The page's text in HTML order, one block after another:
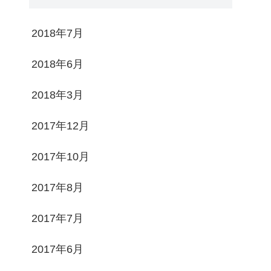
2018年7月
2018年6月
2018年3月
2017年12月
2017年10月
2017年8月
2017年7月
2017年6月